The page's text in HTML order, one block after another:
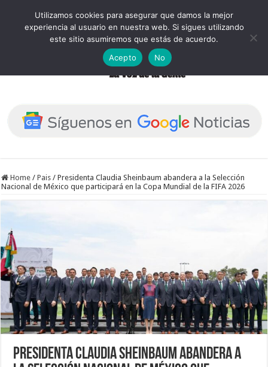
Home / Pais / Presidenta Claudia Sheinbaum abandera a la Selección
Nacional de México que participará en la Copa Mundial de la FIFA 2026
Presidenta Claudia Sheinbaum abandera a
Utilizamos cookies para asegurar que damos la mejor
experiencia al usuario en nuestra web. Si sigues utilizando
este sitio asumiremos que estás de acuerdo.
Acepto
No